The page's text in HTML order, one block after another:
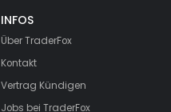
INFOS
Über TraderFox
Kontakt
Vertrag Kündigen
Jobs bei TraderFox